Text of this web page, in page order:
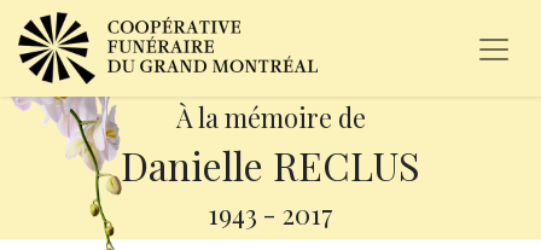
À la mémoire de
Danielle RECLUS
1943 - 2017